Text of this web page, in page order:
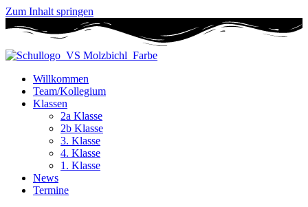
Zum Inhalt springen
Willkommen
Team/Kollegium
Klassen
2a Klasse
2b Klasse
3. Klasse
4. Klasse
1. Klasse
News
Termine